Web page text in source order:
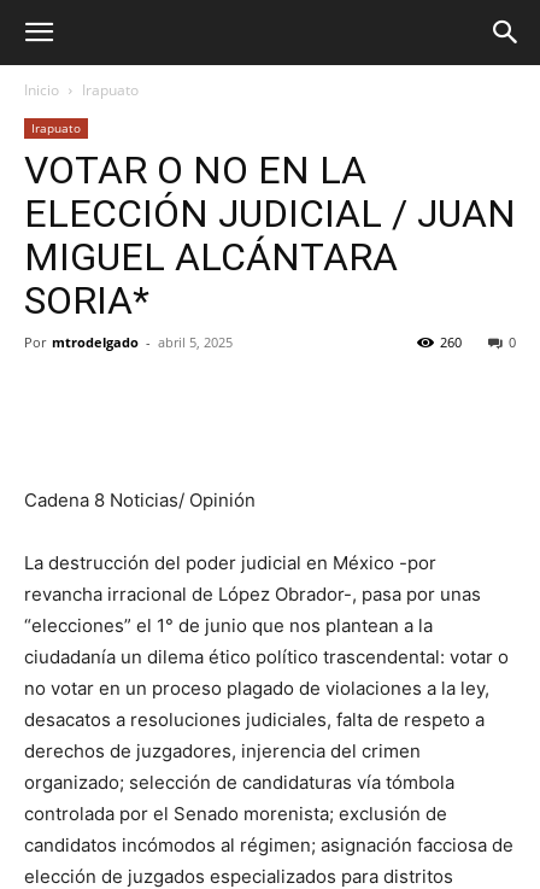
Inicio Irapuato
Irapuato
VOTAR O NO EN LA
ELECCIÓN JUDICIAL / JUAN
MIGUEL ALCÁNTARA
SORIA*
Por mtrodelgado - abril 5, 2025 0
260
Cadena 8 Noticias/ Opinión
La destrucción del poder judicial en México -por
revancha irracional de López Obrador-, pasa por unas
“elecciones” el 1° de junio que nos plantean a la
ciudadanía un dilema ético político trascendental: votar o
no votar en un proceso plagado de violaciones a la ley,
desacatos a resoluciones judiciales, falta de respeto a
derechos de juzgadores, injerencia del crimen
organizado; selección de candidaturas vía tómbola
controlada por el Senado morenista; exclusión de
candidatos incómodos al régimen; asignación facciosa de
elección de juzgados especializados para distritos